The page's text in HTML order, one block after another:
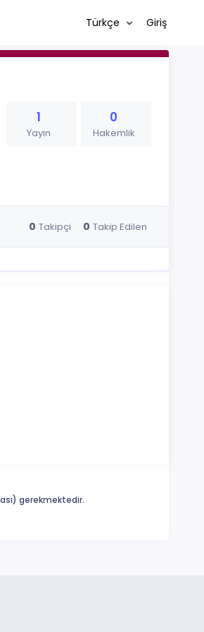
Türkçe Giriş
1
Yayın
0
Hakemlik
0 Takipçi 0 Takip Edilen
gerekmektedir.